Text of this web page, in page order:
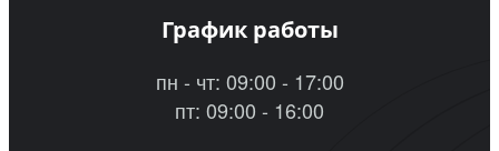
График работы
пн - чт: 09:00 - 17:00
пт: 09:00 - 16:00